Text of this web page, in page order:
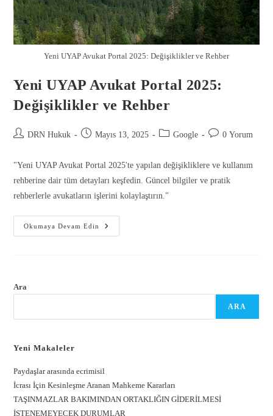
Yeni UYAP Avukat Portal 2025: Değişiklikler ve Rehber
Yeni UYAP Avukat Portal 2025:
Değişiklikler ve Rehber
DRN Hukuk Mayıs 13, 2025 Google 0 Yorum
"Yeni UYAP Avukat Portal 2025'te yapılan değişikliklere ve kullanım
rehberine dair tüm detayları keşfedin. Güncel bilgiler ve pratik
rehberlerle avukatların işlerini kolaylaştırın."
Okumaya Devam Edin
Ara
ARA
Yeni Makaleler
Paydaşlar arasında ecrimisil
İcrası İçin Kesinleşme Aranan Mahkeme Kararları
TAŞINMAZLAR BAKIMINDAN ORTAKLIĞIN GİDERİLMESİ
İSTENEMEYECEK DURUMLAR